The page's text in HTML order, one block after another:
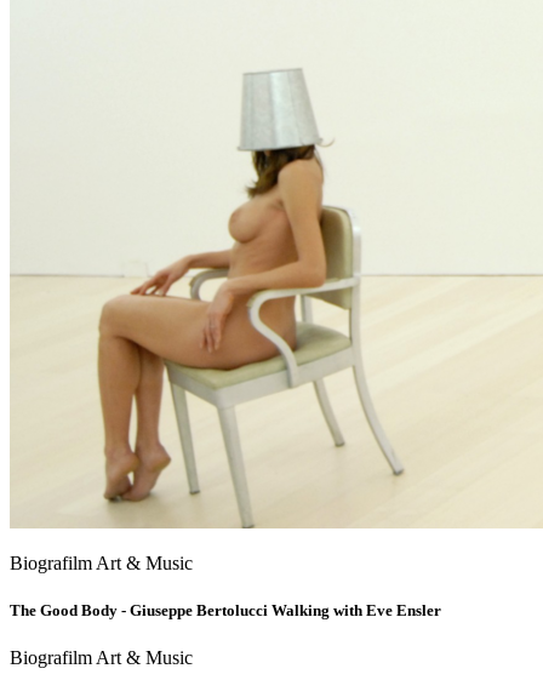
Biografilm Art & Music
The Good Body - Giuseppe Bertolucci Walking with Eve Ensler
Biografilm Art & Music